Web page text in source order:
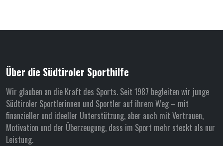
Über die Südtiroler Sporthilfe
Wir glauben an die Kraft des Sports. Seit 1987 begleiten wir junge
Südtiroler Sportlerinnen und Sportler auf ihrem Weg – mit
finanzieller und ideeller Unterstützung, aber auch mit Vertrauen,
Motivation und der Überzeugung, dass im Sport mehr steckt als nur
Leistung.